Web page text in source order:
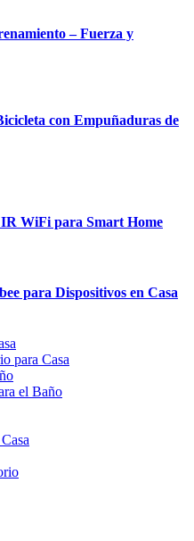
– Fuerza y
con Empuñaduras de
WiFi para Smart Home
para Dispositivos en Casa
para Casa
el Baño